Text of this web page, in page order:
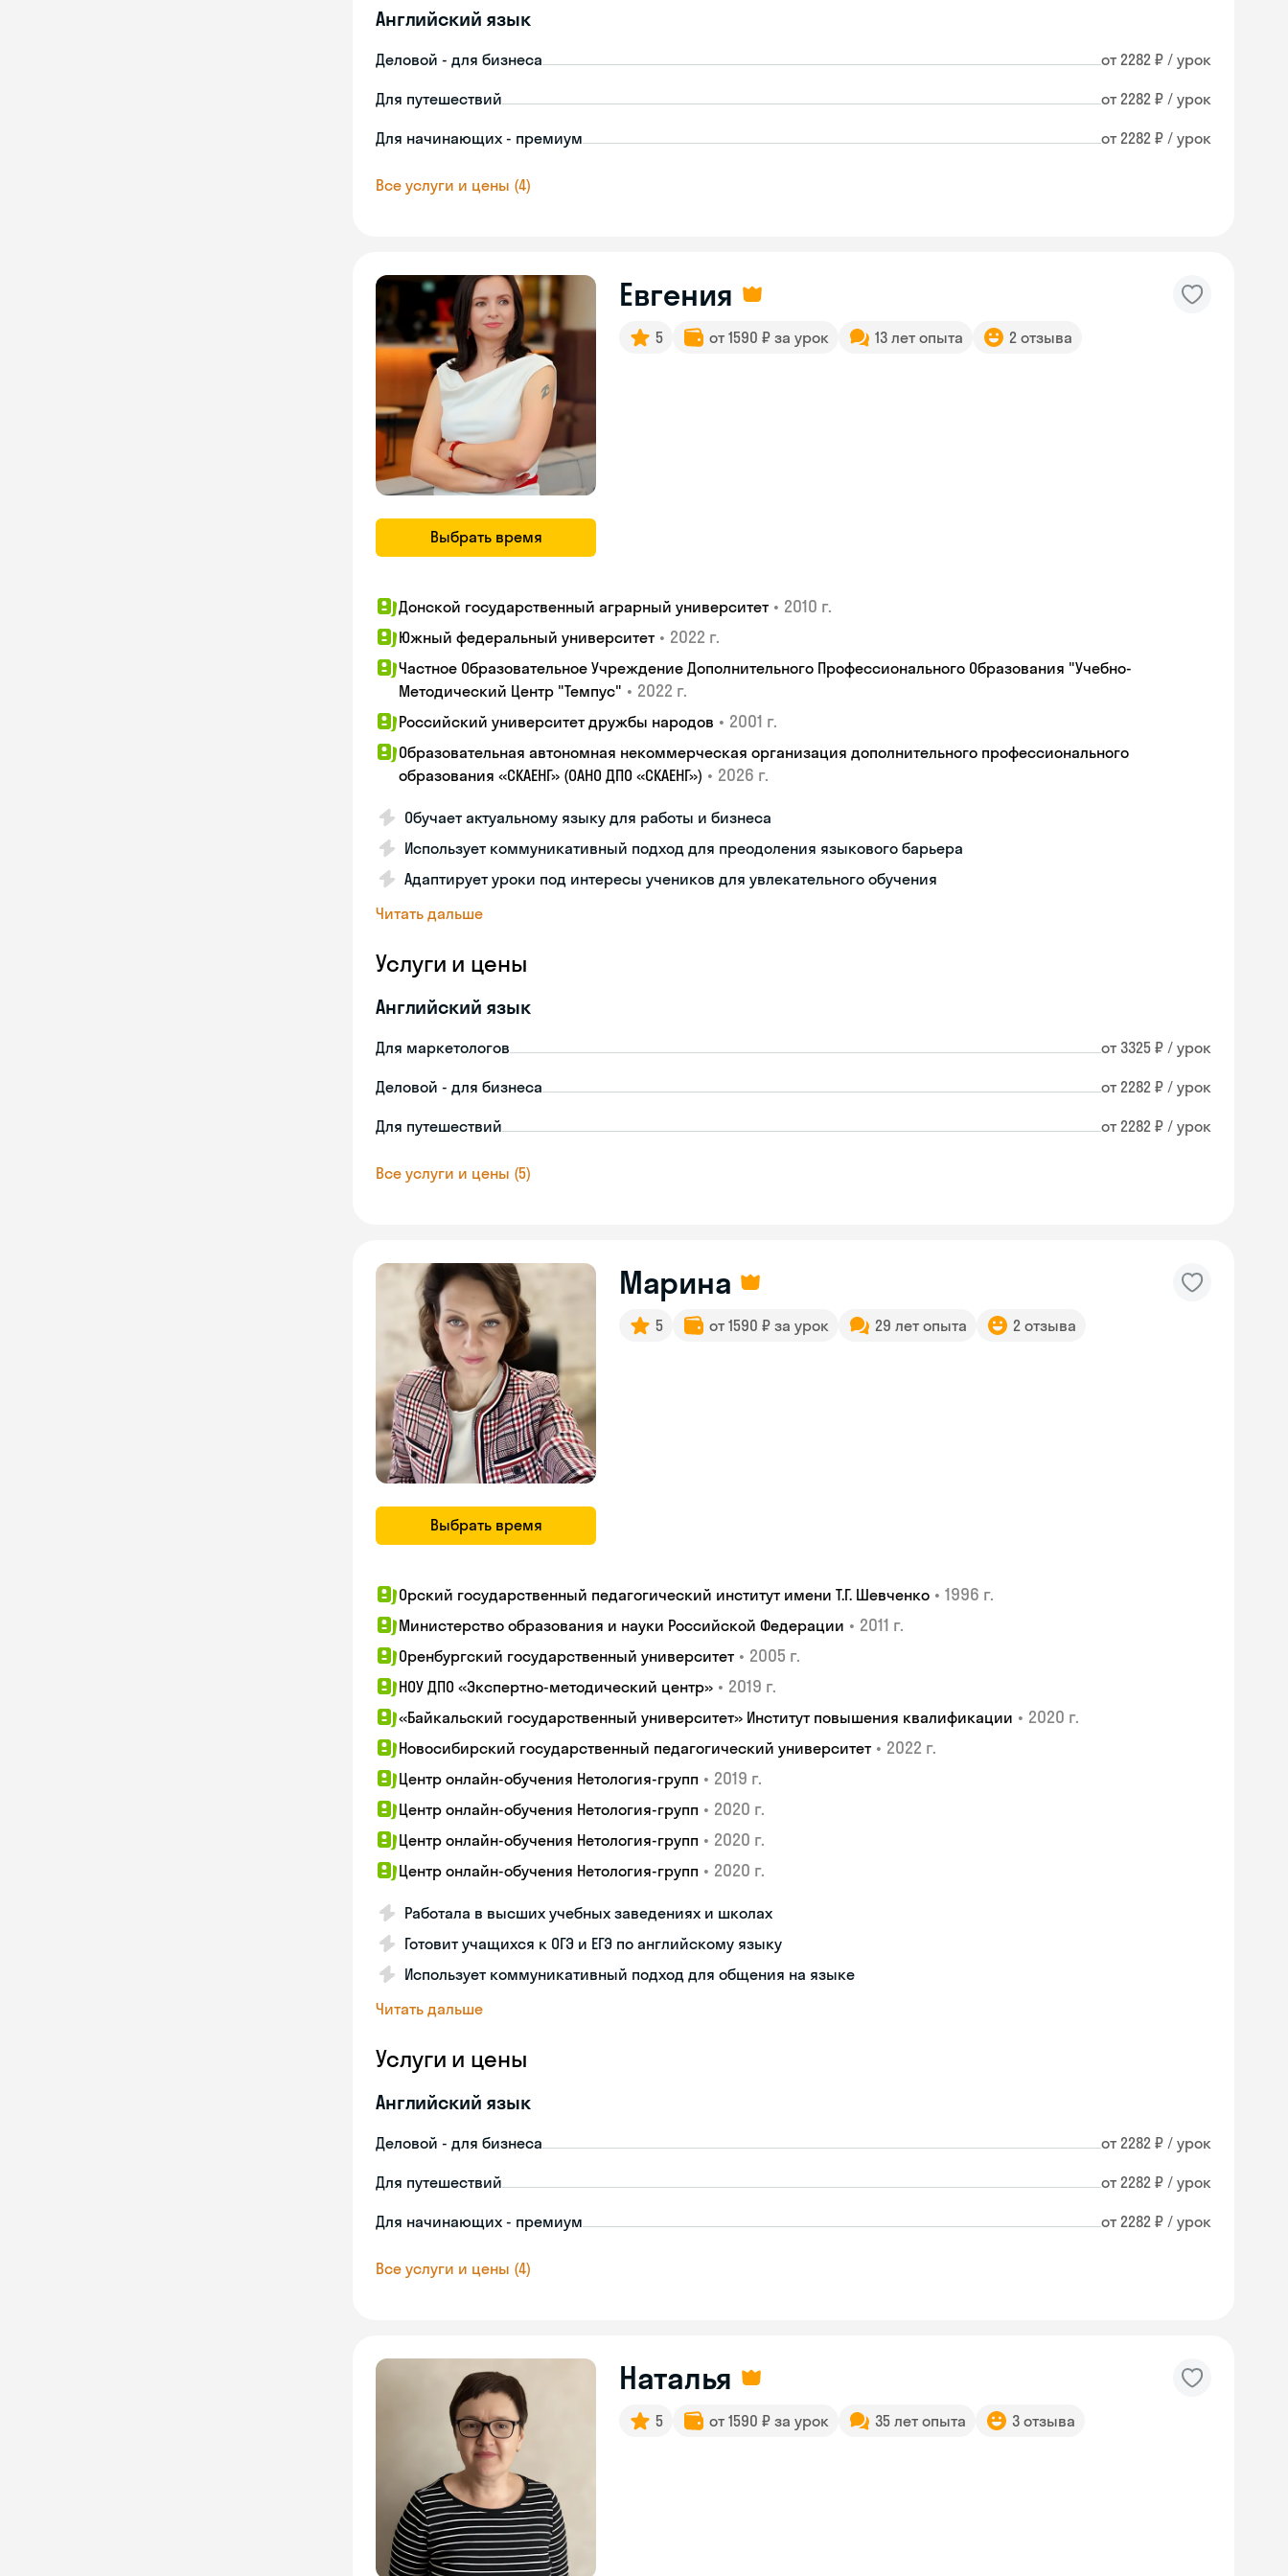
Английский язык
Деловой - для бизнеса от 2282 ₽ / урок
Для путешествий от 2282 ₽ / урок
Для начинающих - премиум от 2282 ₽ / урок
Все услуги и цены (4)
Выбрать время
Евгения
5 от 1590 ₽ за урок 13 лет опыта 2 отзыва
Донской государственный аграрный университет • 2010 г.
Южный федеральный университет • 2022 г.
Частное Образовательное Учреждение Дополнительного Профессионального Образования "Учебно-
Методический Центр "Темпус" • 2022 г.
Российский университет дружбы народов • 2001 г.
Образовательная автономная некоммерческая организация дополнительного профессионального
образования «СКАЕНГ» (ОАНО ДПО «СКАЕНГ») • 2026 г.
Обучает актуальному языку для работы и бизнеса
Использует коммуникативный подход для преодоления языкового барьера
Адаптирует уроки под интересы учеников для увлекательного обучения
Читать дальше
Услуги и цены
Английский язык
Для маркетологов от 3325 ₽ / урок
Деловой - для бизнеса от 2282 ₽ / урок
Для путешествий от 2282 ₽ / урок
Все услуги и цены (5)
Выбрать время
Марина
5 от 1590 ₽ за урок 29 лет опыта 2 отзыва
Орский государственный педагогический институт имени Т.Г. Шевченко • 1996 г.
Министерство образования и науки Российской Федерации • 2011 г.
Оренбургский государственный университет • 2005 г.
НОУ ДПО «Экспертно-методический центр» • 2019 г.
«Байкальский государственный университет» Институт повышения квалификации • 2020 г.
Новосибирский государственный педагогический университет • 2022 г.
Центр онлайн-обучения Нетология-групп • 2019 г.
Центр онлайн-обучения Нетология-групп • 2020 г.
Центр онлайн-обучения Нетология-групп • 2020 г.
Центр онлайн-обучения Нетология-групп • 2020 г.
Работала в высших учебных заведениях и школах
Готовит учащихся к ОГЭ и ЕГЭ по английскому языку
Использует коммуникативный подход для общения на языке
Читать дальше
Услуги и цены
Английский язык
Деловой - для бизнеса от 2282 ₽ / урок
Для путешествий от 2282 ₽ / урок
Для начинающих - премиум от 2282 ₽ / урок
Все услуги и цены (4)
Наталья
5 от 1590 ₽ за урок 35 лет опыта 3 отзыва